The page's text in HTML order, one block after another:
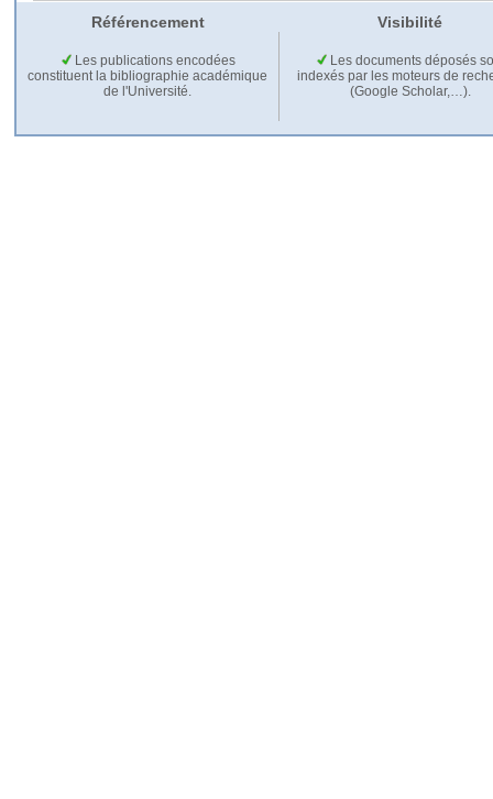
Référencement Visibilité
Les publications encodées
constituent la bibliographie académique
de l'Université.
Les documents déposés
indexés par les moteurs de
(Google Scholar,…).